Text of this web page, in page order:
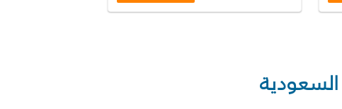
السعودية